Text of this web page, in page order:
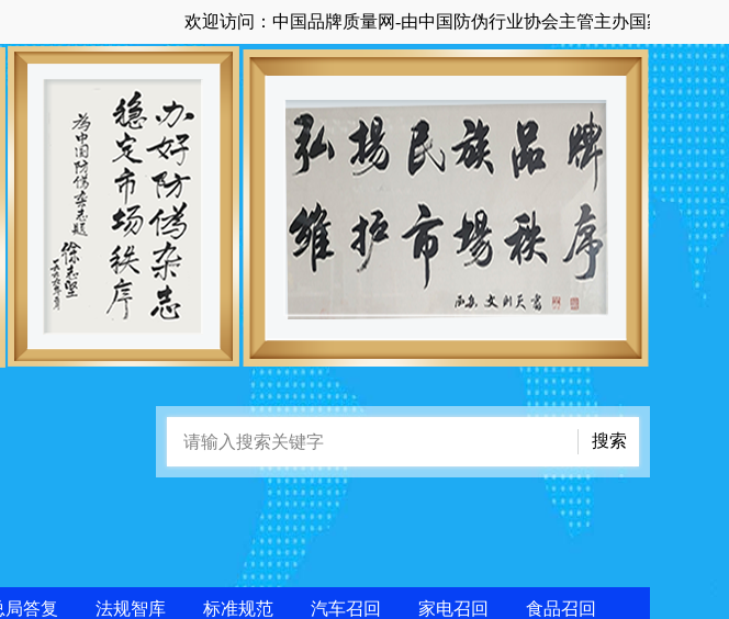
欢迎访问：中国品牌质量网-由中国防伪行业协会主管主办国家级中央在京
局答复 法规智库 标准规范 汽车召回 家电召回
食品召回